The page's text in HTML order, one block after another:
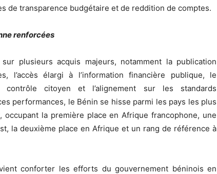
de transparence budgétaire et de reddition de comptes.
renforcées
plusieurs acquis majeurs, notamment la publication
l’accès élargi à l’information financière publique, le
contrôle citoyen et l’alignement sur les standards
performances, le Bénin se hisse parmi les pays les plus
la première place en Afrique francophone, une
la deuxième place en Afrique et un rang de référence à
conforter les efforts du gouvernement béninois en